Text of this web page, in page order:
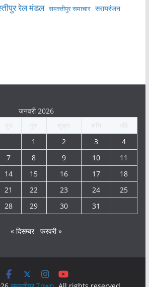
रेल मंडल समस्तीपुर समाचार सरायरंजन
जनवरी 2026
1
2 3
4
7 8 9 10
11
14 15 16 17
18
21 22 23 24
25
28 29 30 31
« दिसम्बर फरवरी »